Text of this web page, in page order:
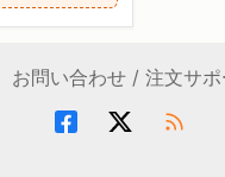
お問い合わせ / 注文サポ